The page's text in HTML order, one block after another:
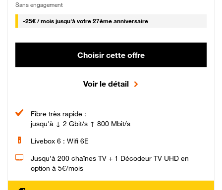
Sans engagement
-25€ / mois25 € par mois
jusqu'à votre 27ème anniversaire
Choisir cette offre
Voir le détail
Fibre très rapide :
jusqu'à ↓ 2 Gbit/s ↑ 800 Mbit/s
Livebox 6 : Wifi 6E
Jusqu’à 200 chaînes TV + 1 Décodeur TV UHD en
option à 5€/mois